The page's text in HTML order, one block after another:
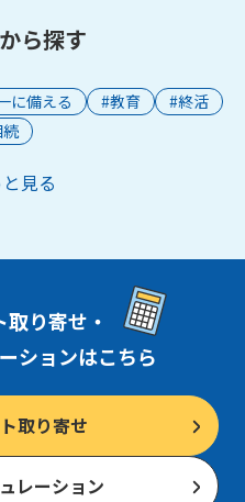
ら探す
に備える #教育
#終活
見る
り寄せ・
ションはこちら
取り寄せ
レーション